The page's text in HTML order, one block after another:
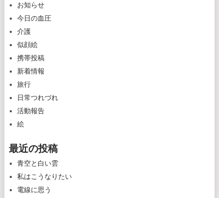
お知らせ
今日の血圧
介護
似顔絵
携帯投稿
新着情報
旅行
日常つれづれ
活動報告
絵
最近の投稿
青空と白い雲
私はこうなりたい
電線に思う